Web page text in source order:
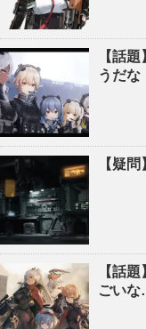
【話
うだな
【疑
【話
ごい